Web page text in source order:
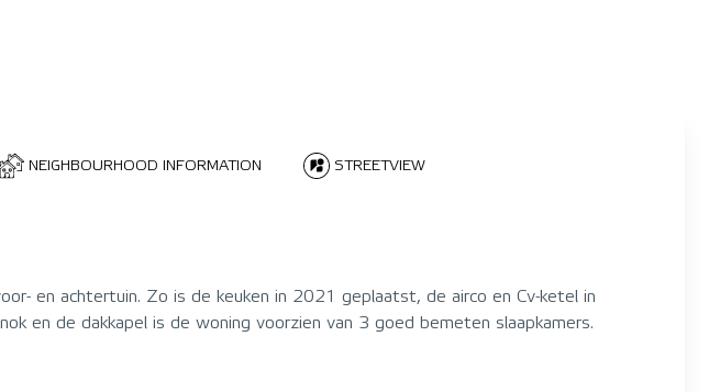
NEIGHBOURHOOD INFORMATION STREETVIEW
en achtertuin. Zo is de keuken in 2021 geplaatst, de airco en Cv-ketel in
en de dakkapel is de woning voorzien van 3 goed bemeten slaapkamers.